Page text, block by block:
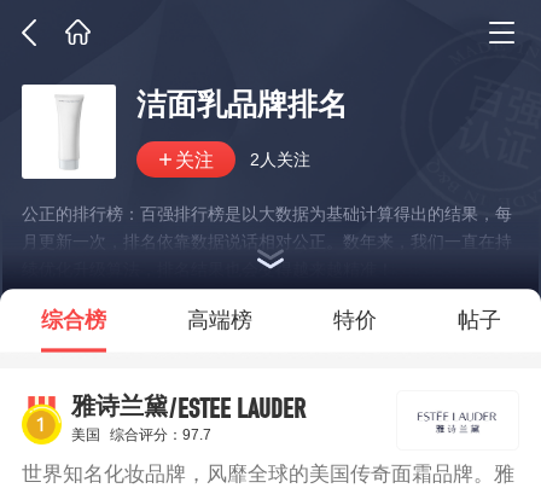
洁面乳品牌排名
2人关注
公正的排行榜：百强排行榜是以大数据为基础计算得出的结果，每
月更新一次，排名依靠数据说话相对公正。数年来，我们一直在持
续优化升级算法，排名结果也会变得越来越精准！
*说明：仅展示部分数据
综合榜 高端榜 特价 帖子
雅诗兰黛/ESTEE LAUDER
美国 综合评分：97.7
世界知名化妆品牌，风靡全球的美国传奇面霜品牌。雅